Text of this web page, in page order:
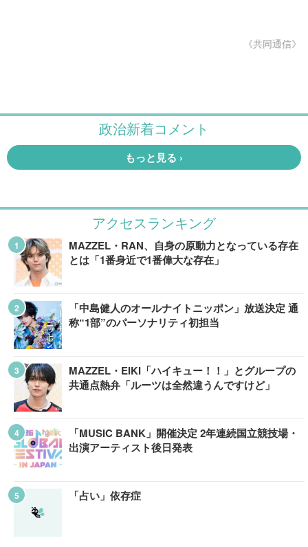
《共同通信》
アクセスランキング
MAZZEL・RAN、自身の原動力となっている存在
とは「1番身近で1番偉大な存在」
「中島健人のオールナイトニッポン」放送決定 通
称“1部”のパーソナリティ初担当
MAZZEL・EIKI「ハイキュー！！」とグループの
共通点熱弁「ルーツは全然違うんですけど」
「MUSIC BANK」開催決定 2年連続国立競技場・
出演アーティスト後日発表
「占い」依存症